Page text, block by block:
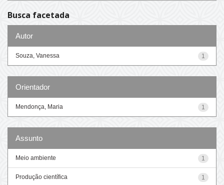
Busca facetada
Autor
1
Souza, Vanessa
Orientador
1
Mendonça, Maria
Assunto
1
Meio ambiente
1
Produção científica